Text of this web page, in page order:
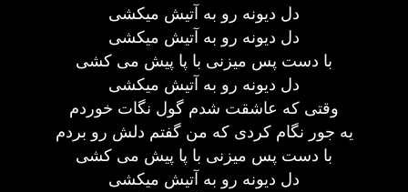
دل دیونه رو به آتیش میکشی
دل دیونه رو به آتیش میکشی
با دست پس میزنی با پا پیش می کشی
دل دیونه رو به آتیش میکشی
وقتی که عاشقت شدم گول نگات خوردم
یه جور نگام کردی که من گفتم دلش رو بردم
با دست پس میزنی با پا پیش می کشی
دل دیونه رو به آتیش میکشی